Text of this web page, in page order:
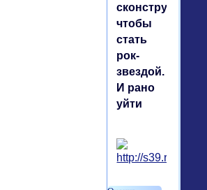
чтобы
стать
рок-
звездой.
И рано
уйти